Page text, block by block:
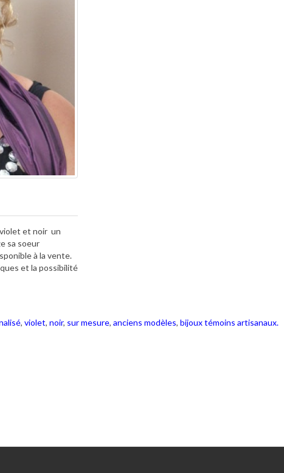
et noir un
sa soeur
à la vente.
et la possibilité
, violet, noir, sur mesure, anciens modèles, bijoux témoins artisanaux.